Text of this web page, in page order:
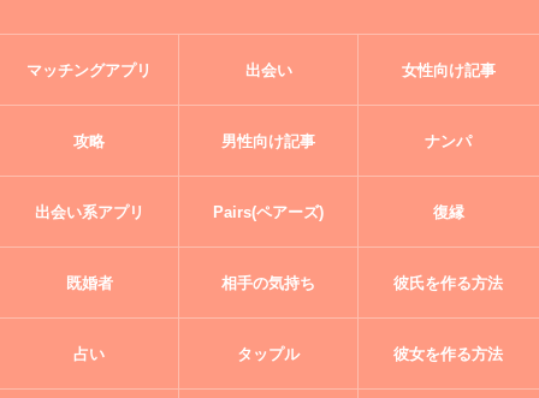
マッチングアプリ 出会い 女性向け記事
攻略 男性向け記事 ナンパ
出会い系アプリ Pairs(ペアーズ) 復縁
既婚者 相手の気持ち 彼氏を作る方法
占い タップル 彼女を作る方法